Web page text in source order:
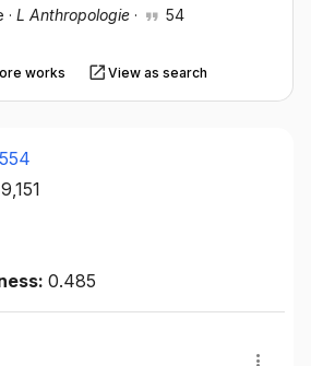
· L Anthropologie · 54
works View as search
9,151
0.485